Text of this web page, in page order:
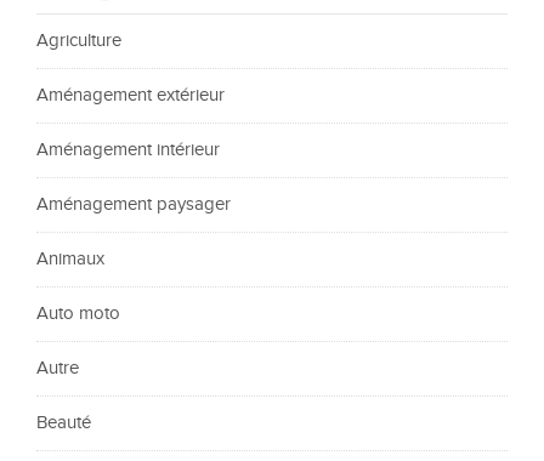
Agriculture
Aménagement extérieur
Aménagement intérieur
Aménagement paysager
Animaux
Auto moto
Autre
Beauté